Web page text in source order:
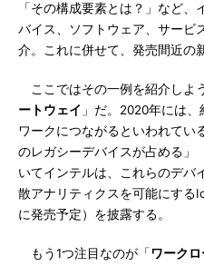
「その構成要素とは？」など
バイス、ソフトウェア、サービ
介。これに併せて、発売間近の
ここではその一例を紹介しよ
ートウェイ 」だ。2020年には
ワークにつながるといわれてい
のレガシーデバイスが占める」
いてインテルは、これらのデバ
散アナリティクスを可能にする
に発売予定）を披露する。
もう1つ注目なのが「ワーク